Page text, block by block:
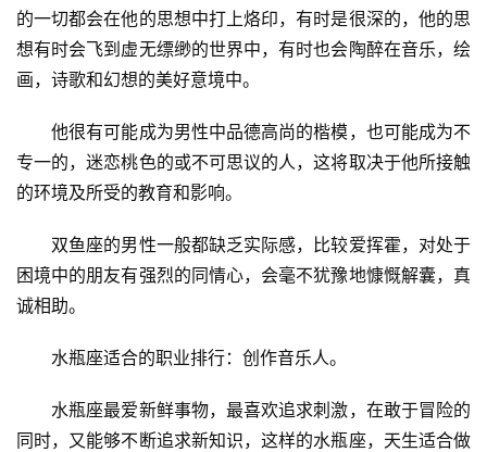
的一切都会在他的思想中打上烙印，有时是很深的，他的思
想有时会飞到虚无缥缈的世界中，有时也会陶醉在音乐，绘
画，诗歌和幻想的美好意境中。
他很有可能成为男性中品德高尚的楷模，也可能成为不
专一的，迷恋桃色的或不可思议的人，这将取决于他所接触
的环境及所受的教育和影响。
双鱼座的男性一般都缺乏实际感，比较爱挥霍，对处于
困境中的朋友有强烈的同情心，会毫不犹豫地慷慨解囊，真
诚相助。
水瓶座适合的职业排行：创作音乐人。
水瓶座最爱新鲜事物，最喜欢追求刺激，在敢于冒险的
同时，又能够不断追求新知识，这样的水瓶座，天生适合做